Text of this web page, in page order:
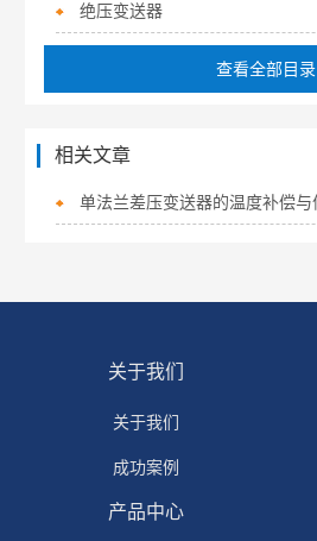
绝压变送器
查看全部目录
相关文章
单法兰差压变送器的温度补偿与
关于我们
关于我们
成功案例
产品中心